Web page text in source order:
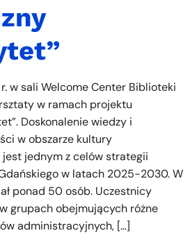
w sali Welcome Center Biblioteki
w ramach projektu
Doskonalenie wiedzy i
w obszarze kultury
jednym z celów strategii
w latach 2025-2030. W
ponad 50 osób. Uczestnicy
grupach obejmujących różne
administracyjnych, […]